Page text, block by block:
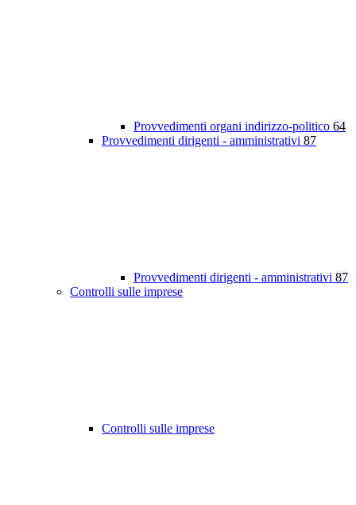
Provvedimenti organi indirizzo-politico 64
Provvedimenti dirigenti - amministrativi 87
Provvedimenti dirigenti - amministrativi 87
Controlli sulle imprese
Controlli sulle imprese